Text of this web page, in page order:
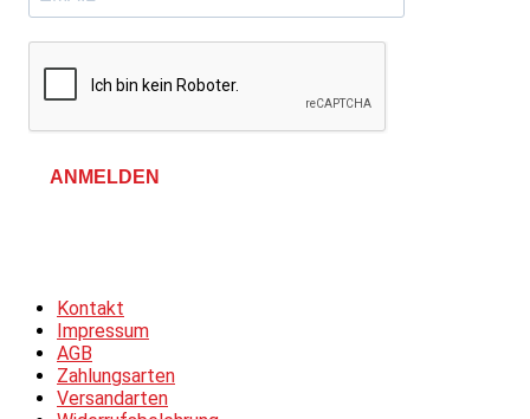
ANMELDEN
Kontakt
Impressum
AGB
Zahlungsarten
Versandarten